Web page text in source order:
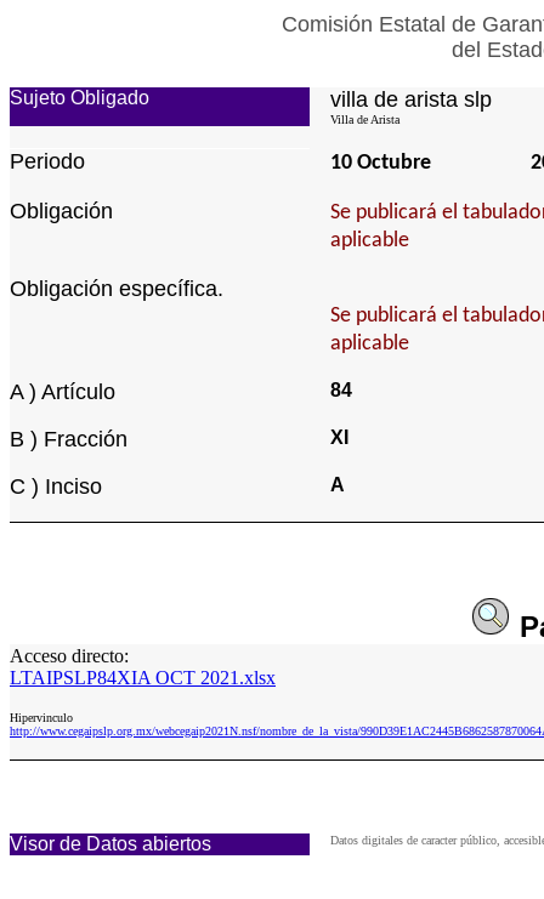
Comisión Estatal de
del
Sujeto Obligado villa de arista slp
Villa de Arista
Periodo 10 Octubre
Obligación
Se publicará el
aplicable
Obligación específica.
Se publicará el
aplicable
A ) Artículo 84
B ) Fracción XI
C ) Inciso A
Acceso directo:
LTAIPSLP84XIA OCT 2021.xlsx
Hipervinculo
http://www.cegaipslp.org.mx/webcegaip2021N.nsf/nombre_de_la_vista/
Visor de Datos abiertos Datos digitales de caracter público,